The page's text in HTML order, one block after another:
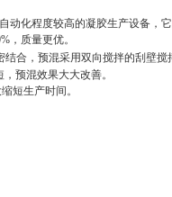
化程度较高的凝胶生产设备，
，质量更优。
合，预混采用双向搅拌的刮壁
预混效果大大改善。
短生产时间。